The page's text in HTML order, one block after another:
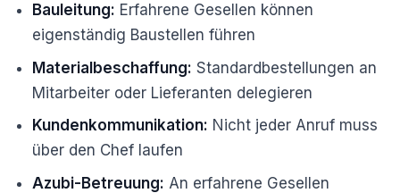
Bauleitung: Erfahrene Gesellen können
eigenständig Baustellen führen
Materialbeschaffung: Standardbestellungen an
Mitarbeiter oder Lieferanten delegieren
Kundenkommunikation: Nicht jeder Anruf muss
über den Chef laufen
Azubi-Betreuung: An erfahrene Gesellen